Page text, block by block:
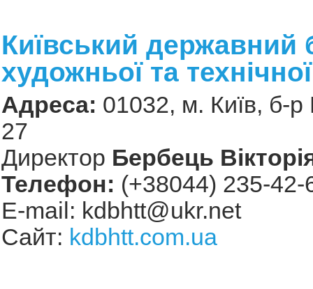
Київський державний
художньої та
Адреса: 01032, м. Київ, б-
27
Директор Бербець
Телефон: (+38044) 235-
Е-mail: kdbhtt@ukr.net
Сайт: kdbhtt.com.ua